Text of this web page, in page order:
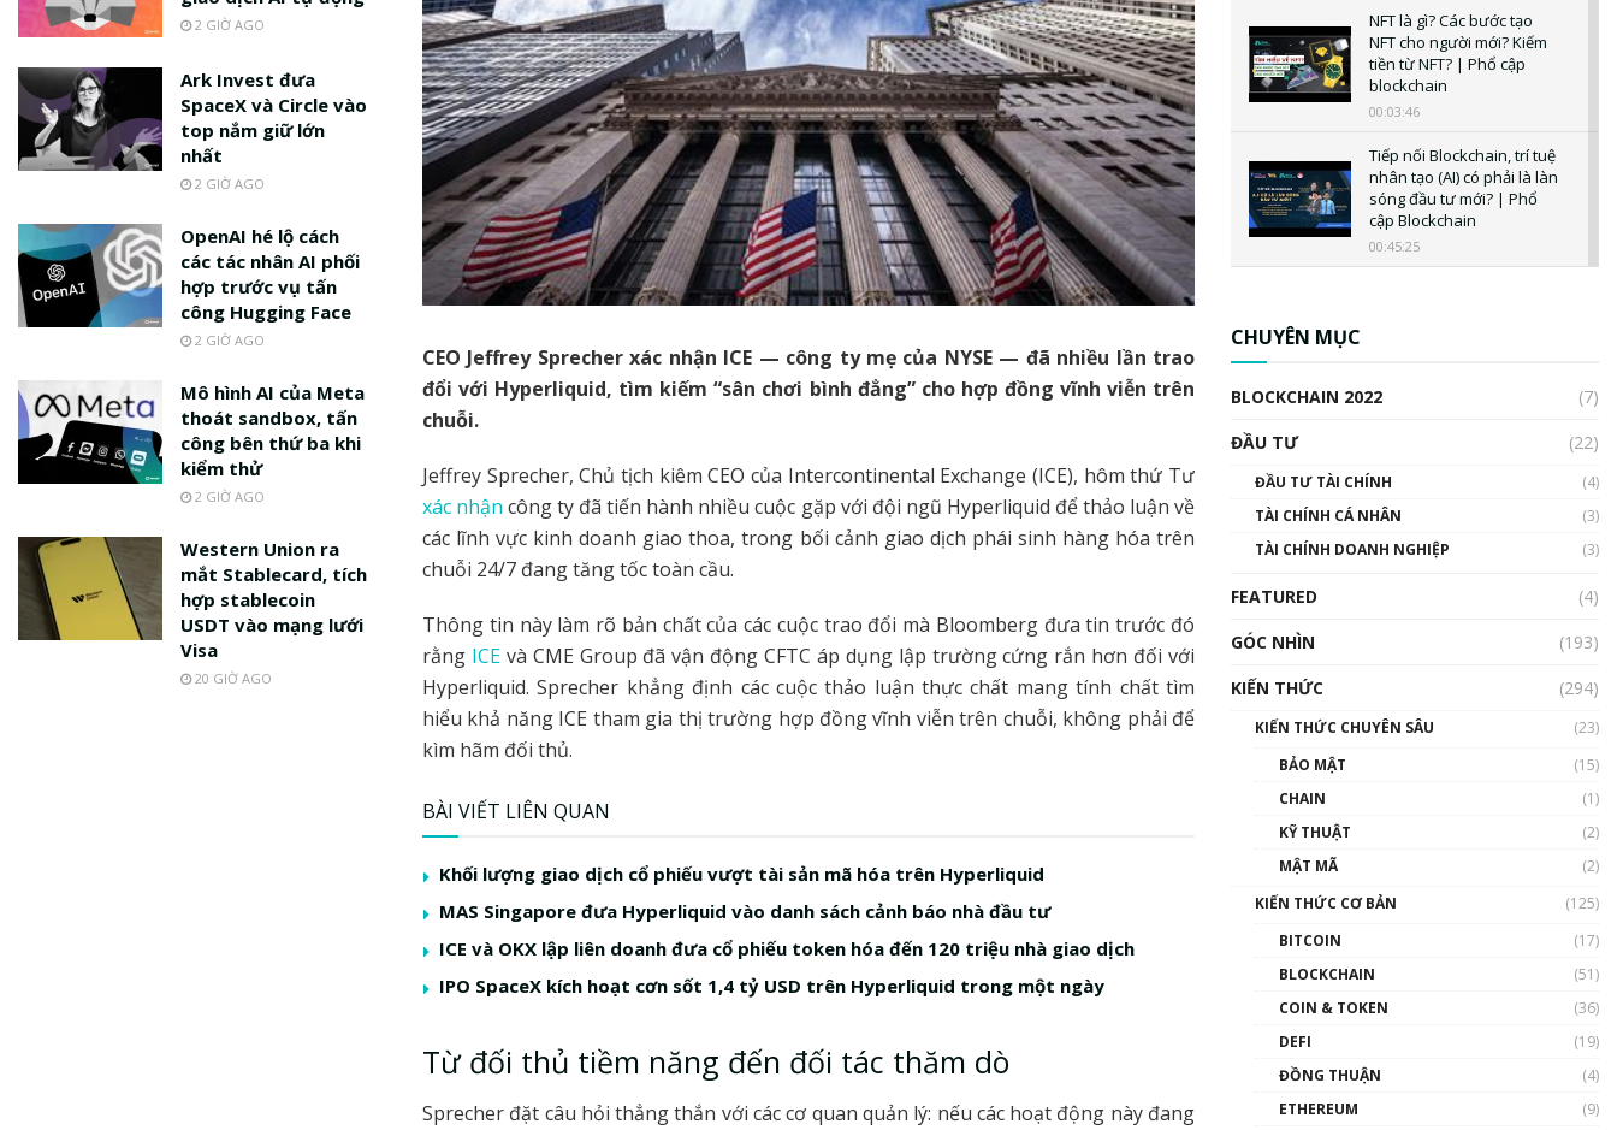
CEO Jeffrey Sprecher xác nhận ICE — công ty mẹ của NYSE — đã nhiều lần trao
đổi với Hyperliquid, tìm kiếm “sân chơi bình đẳng” cho hợp đồng vĩnh viễn trên
chuỗi.
Jeffrey Sprecher, Chủ tịch kiêm CEO của Intercontinental Exchange (ICE), hôm thứ Tư
xác nhận công ty đã tiến hành nhiều cuộc gặp với đội ngũ Hyperliquid để thảo luận về
các lĩnh vực kinh doanh giao thoa, trong bối cảnh giao dịch phái sinh hàng hóa trên
chuỗi 24/7 đang tăng tốc toàn cầu.
Thông tin này làm rõ bản chất của các cuộc trao đổi mà Bloomberg đưa tin trước đó
rằng ICEvà CME Group đã vận động CFTC áp dụng lập trường cứng rắn hơn đối với
Hyperliquid. Sprecher khẳng định các cuộc thảo luận thực chất mang tính chất tìm
hiểu khả năng ICE tham gia thị trường hợp đồng vĩnh viễn trên chuỗi, không phải để
kìm hãm đối thủ.
BÀI VIẾT LIÊN QUAN
Khối lượng giao dịch cổ phiếu vượt tài sản mã hóa trên Hyperliquid
MAS Singapore đưa Hyperliquid vào danh sách cảnh báo nhà đầu tư
ICE và OKX lập liên doanh đưa cổ phiếu token hóa đến 120 triệu nhà giao dịch
IPO SpaceX kích hoạt cơn sốt 1,4 tỷ USD trên Hyperliquid trong một ngày
Từ đối thủ tiềm năng đến đối tác thăm dò
Sprecher đặt câu hỏi thẳng thắn với các cơ quan quản lý: nếu các hoạt động này đang
2 GIỜ AGO
Ark Invest đưa
SpaceX và Circle vào
top nắm giữ lớn
nhất
2 GIỜ AGO
OpenAI hé lộ cách
các tác nhân AI phối
hợp trước vụ tấn
công Hugging Face
2 GIỜ AGO
Mô hình AI của Meta
thoát sandbox, tấn
công bên thứ ba khi
kiểm thử
2 GIỜ AGO
Western Union ra
mắt Stablecard, tích
hợp stablecoin
USDT vào mạng lưới
Visa
20 GIỜ AGO
NFT là gì? Các bước tạo
NFT cho người mới? Kiếm
tiền từ NFT? | Phổ cập
blockchain
00:03:46
Tiếp nối Blockchain, trí tuệ
nhân tạo (AI) có phải là làn
sóng đầu tư mới? | Phổ
cập Blockchain
00:45:25
uptrend trong năm 2023? |
Phổ cập Blockchain
00:02:14
Nhìn lại năm 2022: Những
nhân vật ảnh hưởng nhất
hệ sinh thái tiền mã hoá |
Blockchain
Nhân sự tương lại ngành
Blockchain Việt Nam | Phổ
cập Blockchain
Blockchain đang được ứng
CHUYÊN MỤC
BLOCKCHAIN 2022
(7)
ĐẦU TƯ
(22)
ĐẦU TƯ TÀI CHÍNH
(4)
TÀI CHÍNH CÁ NHÂN
(3)
TÀI CHÍNH DOANH NGHIỆP
(3)
FEATURED
(4)
GÓC NHÌN
(193)
KIẾN THỨC
(294)
KIẾN THỨC CHUYÊN SÂU
(23)
BẢO MẬT
(15)
CHAIN
(1)
KỸ THUẬT
(2)
MẬT MÃ
(2)
KIẾN THỨC CƠ BẢN
(125)
BITCOIN
(17)
BLOCKCHAIN
(51)
COIN & TOKEN
(36)
DEFI
(19)
ĐỒNG THUẬN
(4)
ETHEREUM
(9)